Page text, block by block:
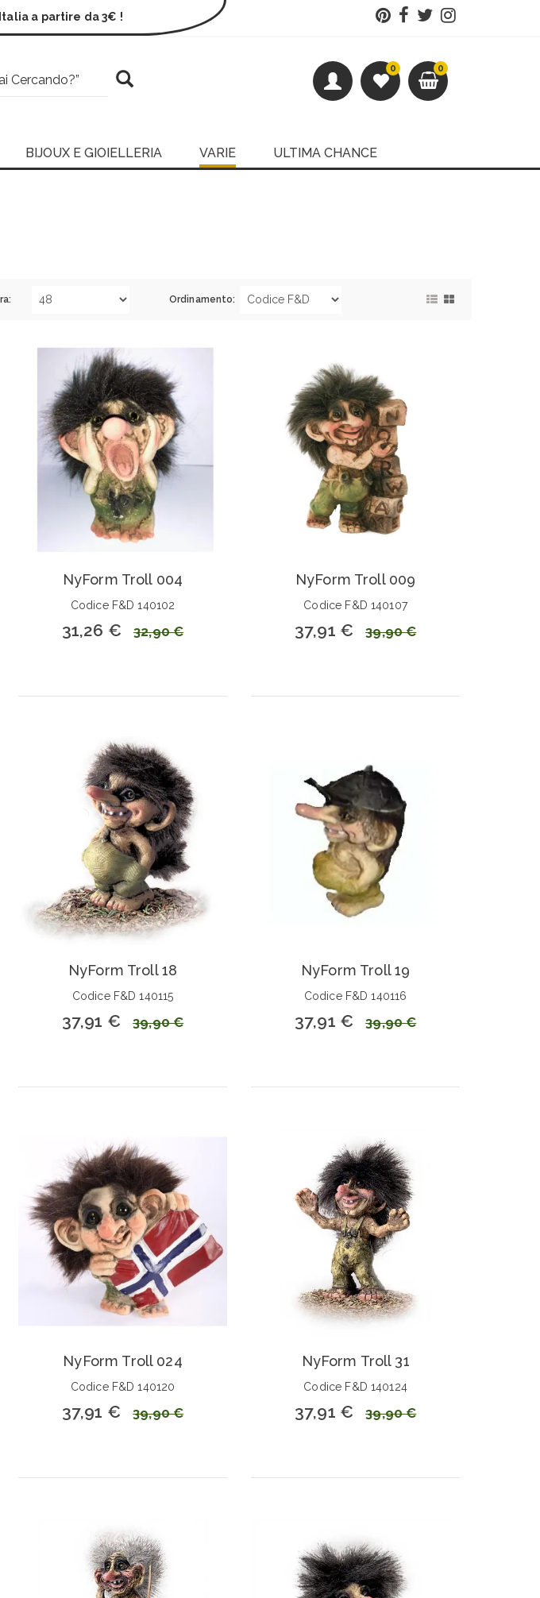
0
0
BIJOUX E GIOIELLERIA VARIE ULTIMA CHANCE
a partire da 3€ !
Ordinamento:
NyForm Troll 004
Codice F&D 140102
31,26 € 32,90 €
NyForm Troll 009
Codice F&D 140107
37,91 € 39,90 €
NyForm Troll 18
Codice F&D 140115
37,91 € 39,90 €
NyForm Troll 19
Codice F&D 140116
37,91 € 39,90 €
NyForm Troll 024
Codice F&D 140120
37,91 € 39,90 €
NyForm Troll 31
Codice F&D 140124
37,91 € 39,90 €